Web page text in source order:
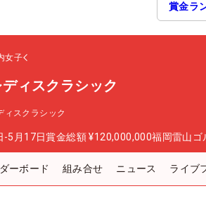
賞金ラ
女子
ィスクラシック
ィスクラシック
-5月17日賞金総額 ¥120,000,000福岡雷山ゴ
ーボード 組み合せ ニュース ライブ